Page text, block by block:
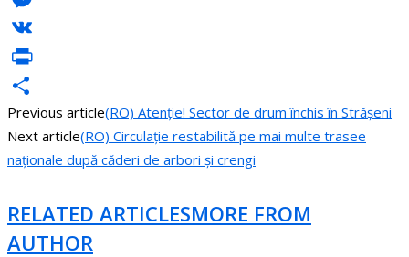
Messenger
VK
PrintFriendly
Share
Previous article(RO) Atenție! Sector de drum închis în Strășeni
Next article(RO) Circulație restabilită pe mai multe trasee
naționale după căderi de arbori și crengi
RELATED ARTICLESMORE FROM
AUTHOR